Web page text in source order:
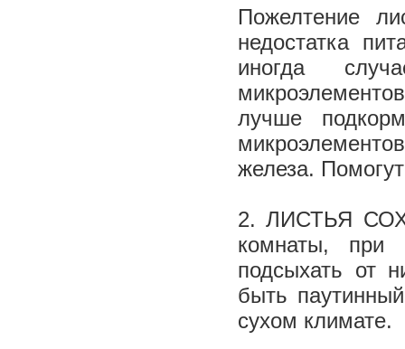
Пожелтение
недостатка
иногда
лучше
железа.
2. ЛИСТЬЯ
комнаты, при
подсыхать от
быть
сухом климате.